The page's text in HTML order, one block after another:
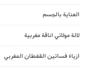
العناية بالجسم
لالة مولاتي اناقة مغربية
ازياء فساتين القفطان المغربي